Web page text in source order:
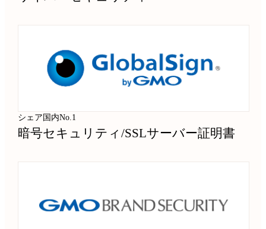
シェア国内No.1
暗号セキュリティ/SSLサーバー証明書